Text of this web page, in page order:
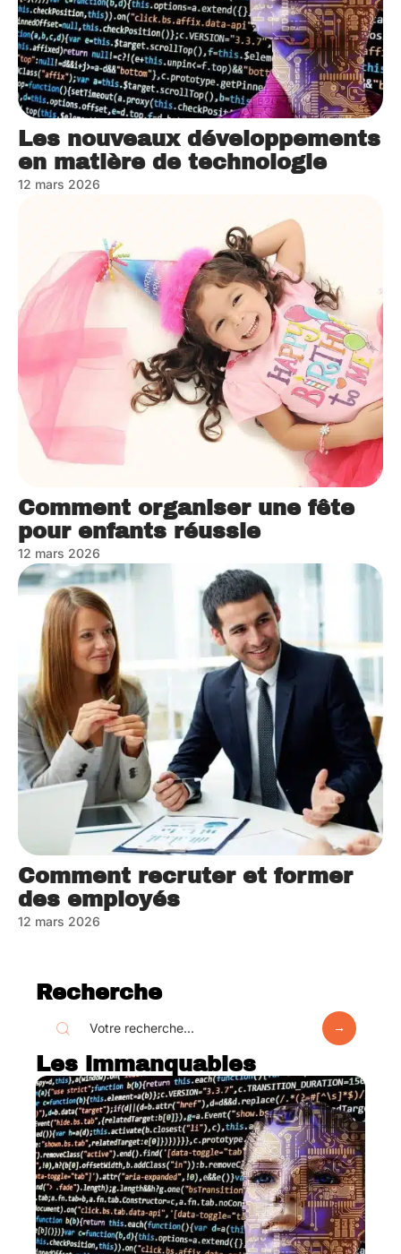
Les nouveaux développements
en matière de technologie
12 mars 2026
Comment organiser une fête
pour enfants réussie
12 mars 2026
Comment recruter et former
des employés
12 mars 2026
Recherche
Les immanquables